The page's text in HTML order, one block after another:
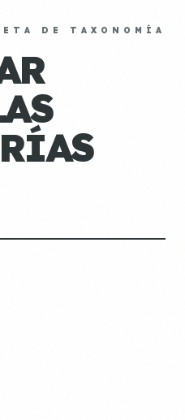
DE TAXONOMÍA